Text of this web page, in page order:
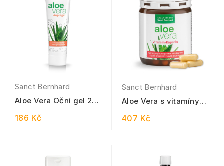
Sanct Bernhard
Aloe Vera Oční gel 25
186 Kč
Sanct Bernhard
Aloe Vera s vitamíny
407 Kč